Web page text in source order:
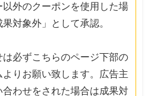
外のクーポンを使用した場
対象外」として承認。
必ずこちらのページ下部の
りお願い致します。広告主
わせをされた場合は成果対